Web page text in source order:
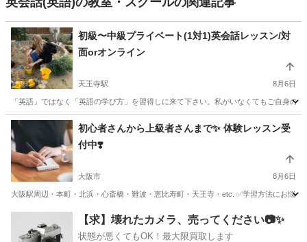
初級〜中級プライベート(1対1)英会話レッスン/対
面orオンライン
天王寺駅 8月6日
「英語」ではなく「英語の学び方」を習得しに来て下さい。私がいなくてもご自身
大阪 大阪市 天王寺駅 英会話 レッスン
初心者さんから上級者さんまで✨ 体験レッスン受
付中❣️
大阪市 8月6日
大阪駅周辺・本町・北浜・心斎橋・難波・恵比寿町・天王寺・etc. ✅学習方法にお悩
英語 プロフィール
【求】壊れたカメラ、売ってください📷✨
状態が悪くてもOK！最大限買取します